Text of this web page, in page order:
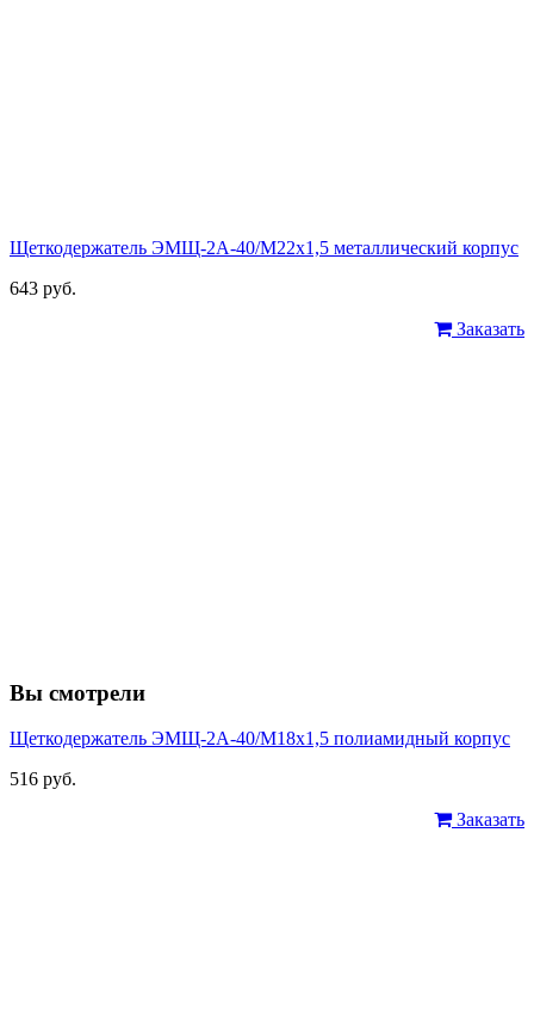
Щеткодержатель ЭМЩ-2А-40/М22х1,5 металлический корпус
643 руб.
Заказать
Вы смотрели
Щеткодержатель ЭМЩ-2А-40/М18х1,5 полиамидный корпус
516 руб.
Заказать